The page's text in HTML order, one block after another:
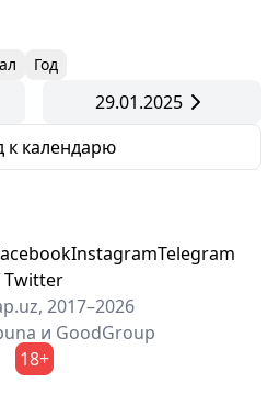
Год
29.01.2025
к календарю
InstagramTelegram
Twitter
2017–2026
и GoodGroup
18+